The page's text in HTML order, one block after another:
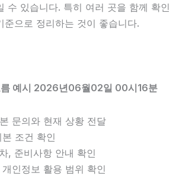
수 있습니다. 특히 여러 곳을 함께 확인
준으로 정리하는 것이 좋습니다.
름 예시 2026년06월02일 00시16분
문의와 현재 상황 전달
조건 확인
, 준비사항 안내 확인
인정보 활용 범위 확인